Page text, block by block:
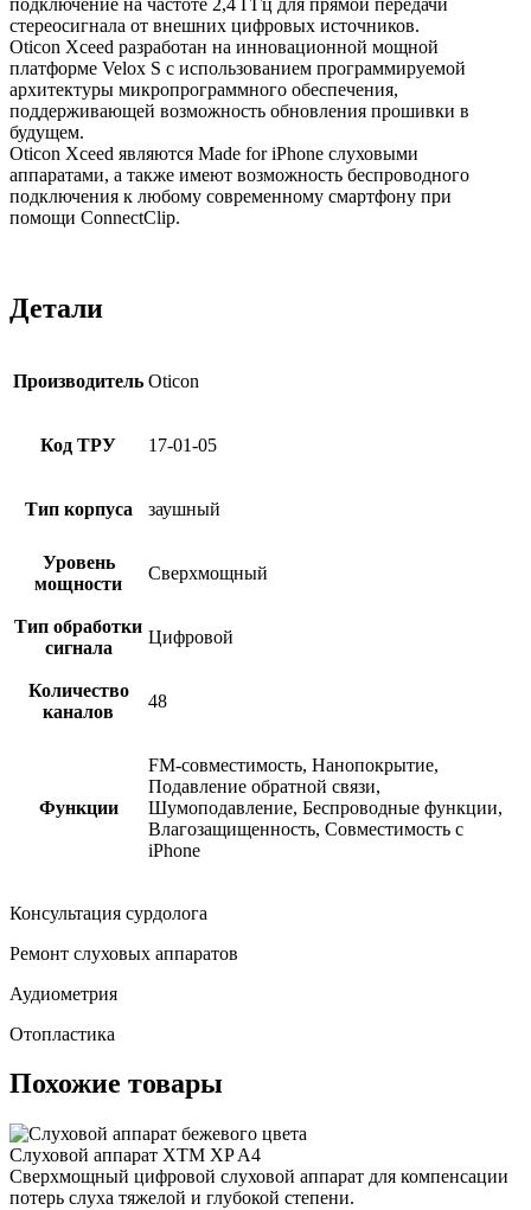
стереосигнала от внешних цифровых источников.
Oticon Xceed разработан на инновационной мощной
платформе Velox S с использованием программируемой
архитектуры микропрограммного обеспечения,
поддерживающей возможность обновления прошивки в
будущем.
Oticon Xceed являются Made for iPhone слуховыми
аппаратами, а также имеют возможность беспроводного
подключения к любому современному смартфону при
помощи ConnectClip.
Детали
Производитель Oticon
Код ТРУ 17-01-05
Тип корпуса заушный
Уровень
мощности
Сверхмощный
Тип обработки
сигнала
Цифровой
Количество
каналов
48
Функции
FM-совместимость, Нанопокрытие,
Подавление обратной связи,
Шумоподавление, Беспроводные функции,
Влагозащищенность, Совместимость с
iPhone
Консультация сурдолога
Ремонт слуховых аппаратов
Аудиометрия
Отопластика
Похожие товары
Слуховой аппарат XTM XP A4
Сверхмощный цифровой слуховой аппарат для компенсации
потерь слуха тяжелой и глубокой степени.